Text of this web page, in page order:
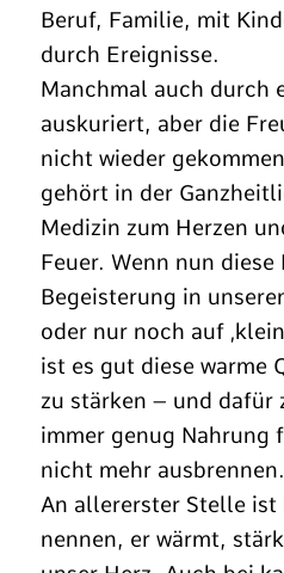
Beruf, Familie, mit
durch Ereignisse.
Manchmal auch durch
auskuriert, aber die
nicht wieder
gehört in der
Medizin zum Herzen
Feuer. Wenn nun diese
Begeisterung in
oder nur noch auf
ist es gut diese warme
zu stärken – und dafür
immer genug Nahrung
nicht mehr ausbrennen.
An allererster Stelle ist
nennen, er wärmt,